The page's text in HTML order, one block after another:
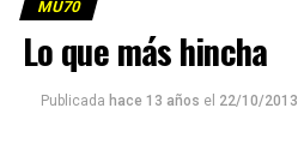
MU70
Lo que más hincha
Publicada hace 13 años el 22/10/2013